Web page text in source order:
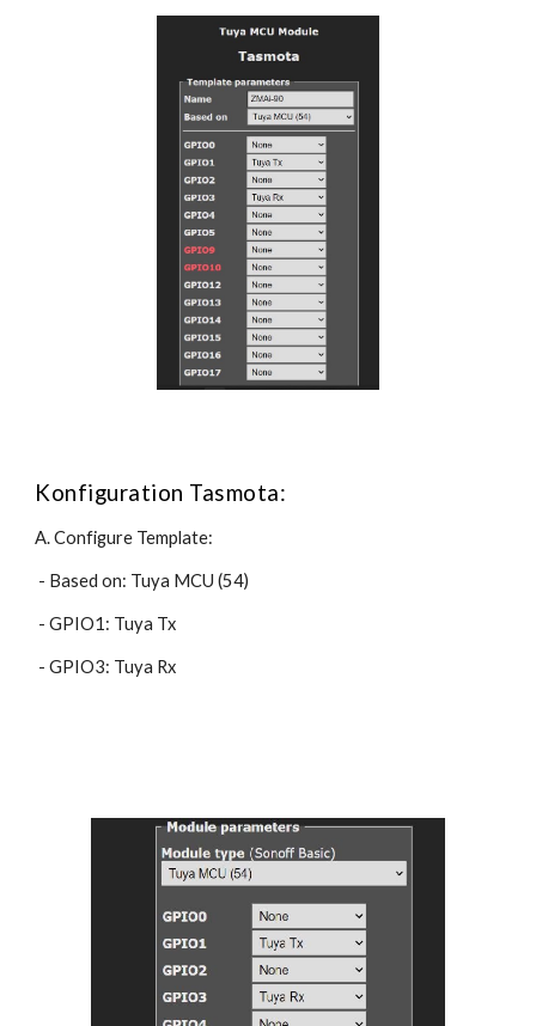
Konfiguration Tasmota:
A. Configure Template:
- Based on: Tuya MCU (54)
- GPIO1: Tuya Tx
- GPIO3: Tuya Rx